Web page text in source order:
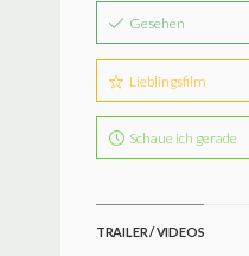
Gesehen
Lieblingsfilm
Schaue ich gerade
TRAILER / VIDEOS